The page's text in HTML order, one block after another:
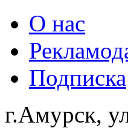
О нас
Подписка
г.Амурск,